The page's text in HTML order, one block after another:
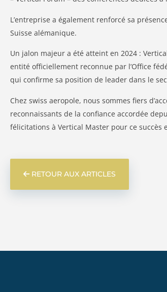
L’entreprise a également renforcé sa
Suisse alémanique.
Un jalon majeur a été atteint en 2024 :
entité officiellement reconnue par l’Office
qui confirme sa position de leader dans le
Chez swiss aeropole, nous sommes fiers
reconnaissants de la confiance accordée
félicitations à Vertical Master pour ce succès
RETOUR AUX ARTICLES